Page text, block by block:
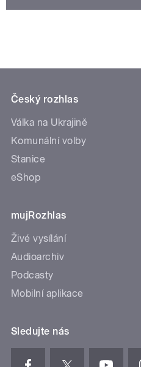
Český rozhlas
Válka na Ukrajině
Komunální volby
Stanice
eShop
mujRozhlas
Živé vysílání
Audioarchiv
Podcasty
Mobilní aplikace
Sledujte nás